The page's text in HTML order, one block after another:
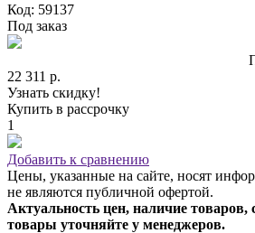
Код: 59137
Под заказ
22 311 р.
Узнать скидку!
Купить в рассрочку
1
Добавить к сравнению
Цены, указанные на сайте, носят
не являются публичной офертой.
Актуальность цен, наличие товаров,
товары уточняйте у менеджеров.